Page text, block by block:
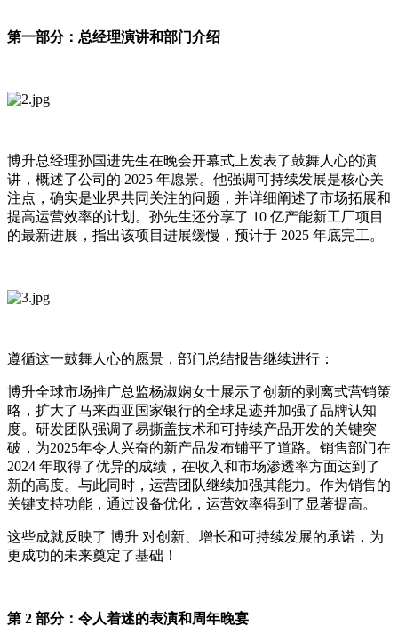
第一部分：总经理演讲和部门介绍
博升总经理孙国进先生在晚会开幕式上发表了鼓舞人心的演
讲，概述了公司的 2025 年愿景。他强调可持续发展是核心关
注点，确实是业界共同关注的问题，并详细阐述了市场拓展和
提高运营效率的计划。孙先生还分享了 10 亿产能新工厂项目
的最新进展，指出该项目进展缓慢，预计于 2025 年底完工。
遵循这一鼓舞人心的愿景，部门总结报告继续进行：
博升全球市场推广总监杨淑娴女士展示了创新的剥离式营销策
略，扩大了马来西亚国家银行的全球足迹并加强了品牌认知
度。研发团队强调了易撕盖技术和可持续产品开发的关键突
破，为2025年令人兴奋的新产品发布铺平了道路。销售部门在
2024 年取得了优异的成绩，在收入和市场渗透率方面达到了
新的高度。与此同时，运营团队继续加强其能力。作为销售的
关键支持功能，通过设备优化，运营效率得到了显著提高。
这些成就反映了 博升 对创新、增长和可持续发展的承诺，为
更成功的未来奠定了基础！
第 2 部分：令人着迷的表演和周年晚宴